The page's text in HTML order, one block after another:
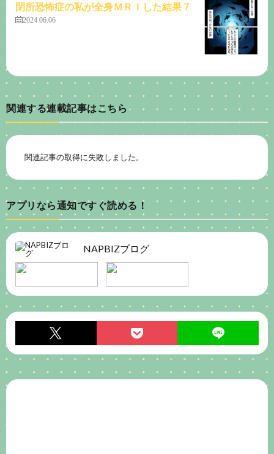
閉所恐怖症の私が全身ＭＲＩした結果７
2024.06.06
関連する連載記事はこちら
関連記事の取得に失敗しました。
アプリなら通知ですぐ読める！
NAPBIZブログ